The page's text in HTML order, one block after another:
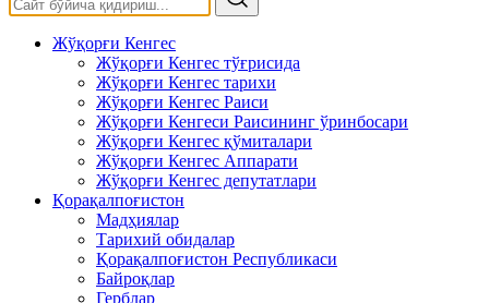
Жўқорғи Кенгес
Жўқорғи Кенгес тўғрисида
Жўқорғи Кенгес тарихи
Жўқорғи Кенгес Раиси
Жўқорғи Кенгеси Раисининг ўринбосари
Жўқорғи Кенгес қўмиталари
Жўқорғи Кенгес Аппарати
Жўқорғи Кенгес депутатлари
Қорақалпоғистон
Мадҳиялар
Тарихий обидалар
Қорақалпоғистон Республикаси
Байроқлар
Герблар